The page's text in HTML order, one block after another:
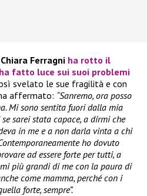
Chiara Ferragni ha rotto il
ha fatto luce sui suoi problemi
svelato le sue fragilità e con
affermato: “Sanremo, ora posso
Mi sono sentita fuori dalla mia
sarei stata capace, a dirmi che
in me e a non darla vinta a chi
ho dovuto
ad essere forte per tutti, a
più grandi di me con la paura di
come mamma, perché con i
forte, sempre”.